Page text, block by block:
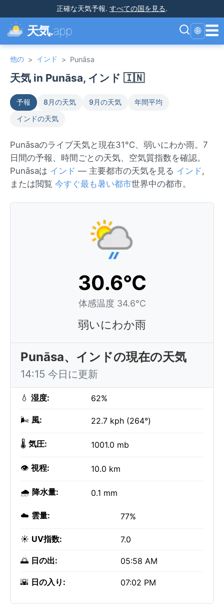
正確な天気予報. すべての国を見る.
天気.app 🌐 ☰
他の > インド > Punāsa
天気 in Punāsa, インド 🇮🇳
予報 8月の天気 9月の天気
年間平均
インドの天気
Punāsaのライブ天気と現在31°C、弱いにわか雨。7
日間の予報、時間ごとの天気、空気質指数を確認。
Punāsaは インド — 主要都市の天気を見る インド,
または閲覧 今すぐ最も暑い都市世界中の都市。
30.6°C
体感温度 34.6°C
弱いにわか雨
Punāsa、インドの現在の天気
14:15 今日に更新
💧 湿度: 62%
🌬️ 風: 22.7 kph (264°)
🌡️ 気圧: 1001.0 mb
👁️ 視程: 10.0 km
🌧️ 降水量: 0.1 mm
☁️ 雲量: 77%
☀️ UV指数: 7.0
🌅 日の出: 05:58 AM
🌇 日の入り: 07:02 PM